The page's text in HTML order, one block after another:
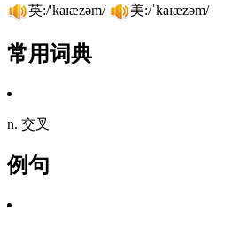
英:/'kaɪæzəm/ 美:/ˈkaɪæzəm/
常用词典
n. 交叉
例句